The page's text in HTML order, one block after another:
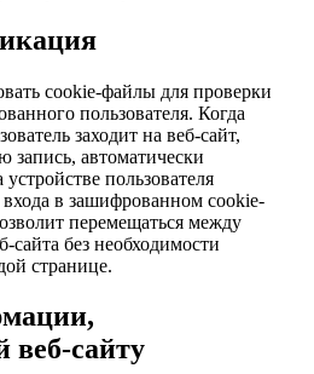
сookie-файлы для проверки
пользователя. Когда
заходит на веб-сайт,
запись, автоматически
пользователя
в зашифрованном сookie-
перемещаться между
сайта без необходимости
странице.
веб-сайту